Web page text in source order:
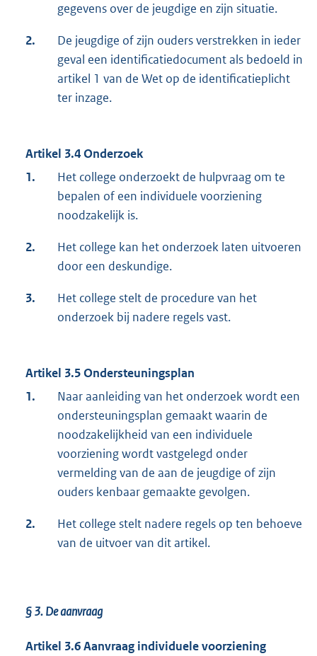
gegevens over de jeugdige en zijn situatie.
2.
De jeugdige of zijn ouders verstrekken in ieder
geval een identificatiedocument als bedoeld in
artikel 1 van de Wet op de identificatieplicht
ter inzage.
Artikel 3.4 Onderzoek
1.
Het college onderzoekt de hulpvraag om te
bepalen of een individuele voorziening
noodzakelijk is.
2.
Het college kan het onderzoek laten uitvoeren
door een deskundige.
3.
Het college stelt de procedure van het
onderzoek bij nadere regels vast.
Artikel 3.5 Ondersteuningsplan
1.
Naar aanleiding van het onderzoek wordt een
ondersteuningsplan gemaakt waarin de
noodzakelijkheid van een individuele
voorziening wordt vastgelegd onder
vermelding van de aan de jeugdige of zijn
ouders kenbaar gemaakte gevolgen.
2.
Het college stelt nadere regels op ten behoeve
van de uitvoer van dit artikel.
§ 3.De aanvraag
Artikel 3.6 Aanvraag individuele voorziening